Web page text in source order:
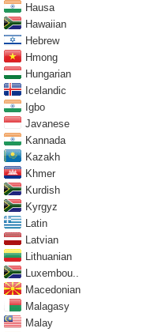
Hausa
Hawaiian
Hebrew
Hmong
Hungarian
Icelandic
Igbo
Javanese
Kannada
Kazakh
Khmer
Kurdish
Kyrgyz
Latin
Latvian
Lithuanian
Luxembou..
Macedonian
Malagasy
Malay